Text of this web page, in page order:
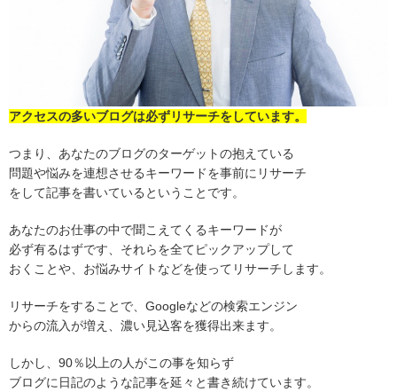
アクセスの多いブログは必ずリサーチをしています。
つまり、あなたのブログのターゲットの抱えている
問題や悩みを連想させるキーワードを事前にリサーチ
をして記事を書いているということです。
あなたのお仕事の中で聞こえてくるキーワードが
必ず有るはずです、それらを全てピックアップして
おくことや、お悩みサイトなどを使ってリサーチします。
リサーチをすることで、Googleなどの検索エンジン
からの流入が増え、濃い見込客を獲得出来ます。
しかし、90％以上の人がこの事を知らず
ブログに日記のような記事を延々と書き続けています。